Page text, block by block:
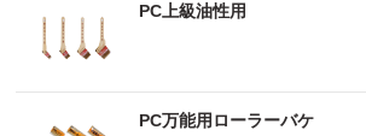
PC上級油性用
PC万能用ローラーバケ